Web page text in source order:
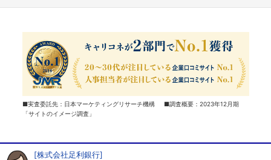
■実査委託先：日本マーケティングリサーチ機構 ■調査概要：2023年12月期
「サイトのイメージ調査」
[株式会社足利銀行]